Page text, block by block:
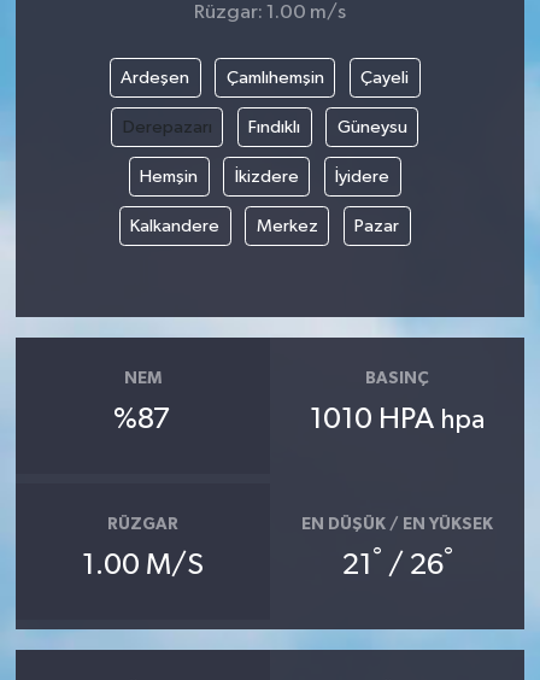
Rüzgar: 1.00 m/s
Ardeşen Çamlıhemşin Çayeli
Derepazarı Fındıklı Güneysu
Hemşin İkizdere İyidere
Kalkandere Merkez Pazar
NEM
%87
BASINÇ
1010 HPA hpa
RÜZGAR
1.00 M/S
EN DÜŞÜK / EN YÜKSEK
21 ° / 26°